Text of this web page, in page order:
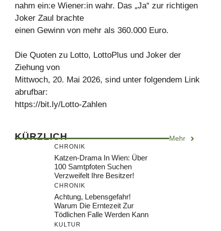
nahm ein:e Wiener:in wahr. Das „Ja“ zur richtigen
Joker Zaul brachte
einen Gewinn von mehr als 360.000 Euro.
Die Quoten zu Lotto, LottoPlus und Joker der
Ziehung von
Mittwoch, 20. Mai 2026, sind unter folgendem Link
abrufbar:
https://bit.ly/Lotto-Zahlen
KÜRZLICH Mehr
CHRONIK
Katzen-Drama In Wien: Über
100 Samtpfoten Suchen
Verzweifelt Ihre Besitzer!
CHRONIK
Achtung, Lebensgefahr!
Warum Die Erntezeit Zur
Tödlichen Falle Werden Kann
KULTUR